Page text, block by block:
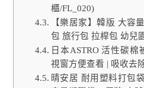
櫃/FL_020)
【樂居家】韓版 大容
包 旅行包 拉桿包 幼兒
日本ASTRO 活性碳
視窗方便查看 | 吸收去
晴安居 耐用塑料打包